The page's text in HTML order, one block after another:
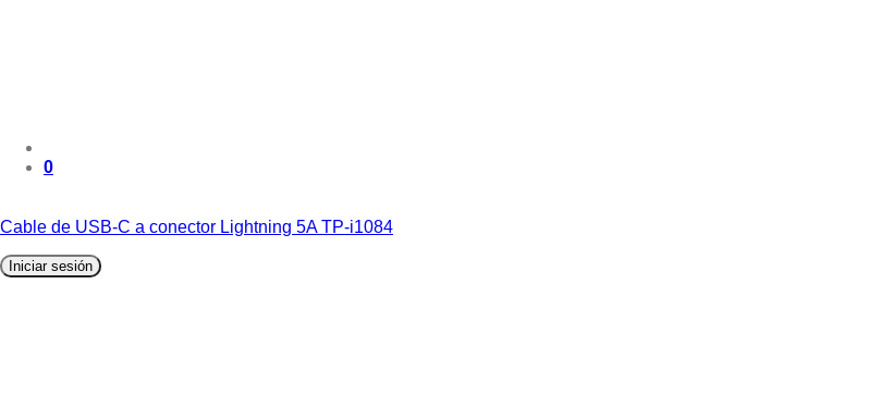
0
Cable de USB‑C a conector Lightning 5A TP-i1084
Iniciar sesión